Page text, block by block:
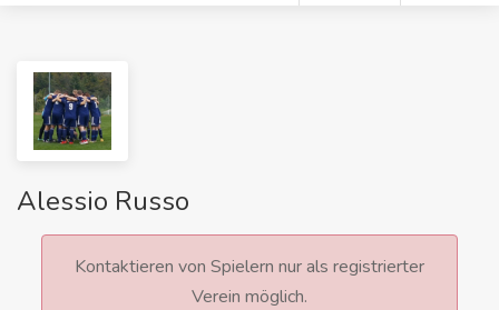
Alessio Russo
Kontaktieren von Spielern nur als registrierter
Verein möglich.